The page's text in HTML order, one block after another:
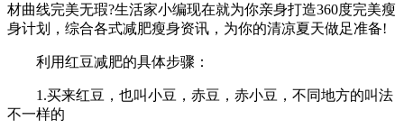
材曲线完美无瑕?生活家小编现在就为你亲身打造360度完美瘦
身计划，综合各式减肥瘦身资讯，为你的清凉夏天做足准备!
利用红豆减肥的具体步骤：
1.买来红豆，也叫小豆，赤豆，赤小豆，不同地方的叫法
不一样的